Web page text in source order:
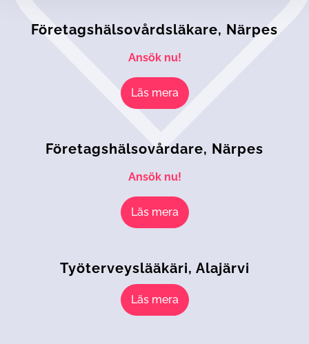
Företags­hälsovårds­läkare, Närpes
Ansök nu!
Läs mera
Företags­hälso­vårdare, Närpes
Ansök nu!
Läs mera
Työterveyslääkäri, Alajärvi
Läs mera